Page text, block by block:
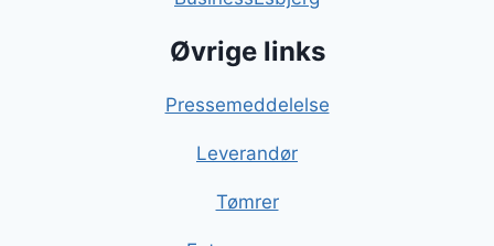
Øvrige links
Pressemeddelelse
Leverandør
Tømrer